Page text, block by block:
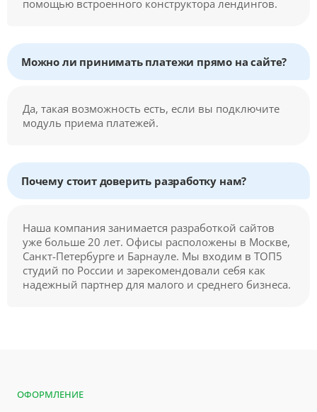
помощью встроенного конструктора лендингов.
Можно ли принимать платежи прямо на сайте?
Да, такая возможность есть, если вы подключите
модуль приема платежей.
Почему стоит доверить разработку нам?
Наша компания занимается разработкой сайтов
уже больше 20 лет. Офисы расположены в Москве,
Санкт-Петербурге и Барнауле. Мы входим в ТОП5
студий по России и зарекомендовали себя как
надежный партнер для малого и среднего бизнеса.
ОФОРМЛЕНИЕ